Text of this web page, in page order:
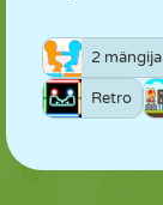
2 mängija
Retro